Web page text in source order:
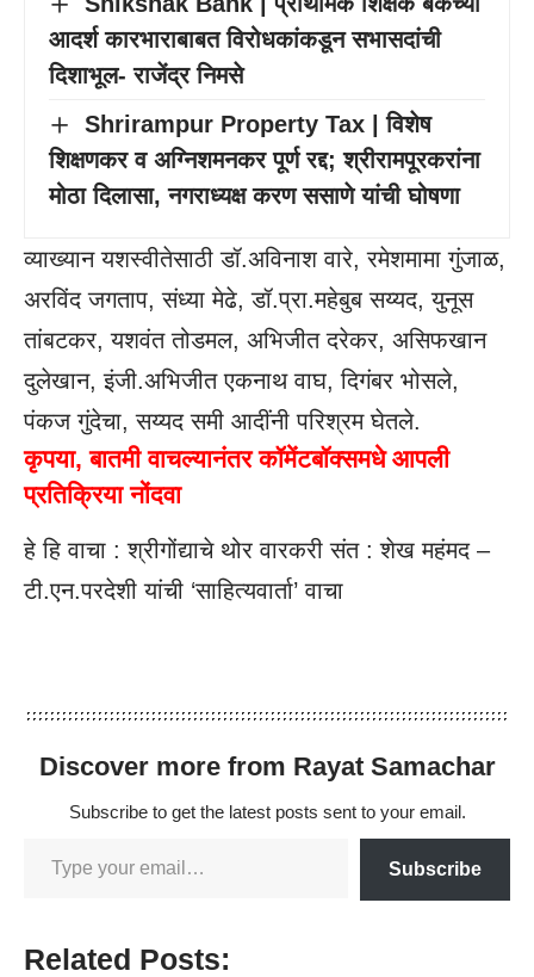
आदर्श कारभाराबाबत विरोधकांकडून सभासदांची
दिशाभूल- राजेंद्र निमसे
Shrirampur Property Tax | विशेष
शिक्षणकर व अग्निशमनकर पूर्ण रद्द; श्रीरामपूरकरांना
मोठा दिलासा, नगराध्यक्ष करण ससाणे यांची घोषणा
व्याख्यान यशस्वीतेसाठी डॉ.अविनाश वारे, रमेशमामा गुंजाळ,
अरविंद जगताप, संध्या मेढे, डॉ.प्रा.महेबुब सय्यद, युनूस
तांबटकर, यशवंत तोडमल, अभिजीत दरेकर, असिफखान
दुलेखान, इंजी.अभिजीत एकनाथ वाघ, दिगंबर भोसले,
पंकज गुंदेचा, सय्यद समी आदींनी परिश्रम घेतले.
कृपया, बातमी वाचल्यानंतर कॉमेंटबॉक्समधे आपली
प्रतिक्रिया नोंदवा
हे हि वाचा :श्रीगोंद्याचे थोर वारकरी संत : शेख महंमद –
टी.एन.परदेशी यांची ‘साहित्यवार्ता’ वाचा
Discover more from Rayat Samachar
Subscribe to get the latest posts sent to your email.
Subscribe
Related Posts: